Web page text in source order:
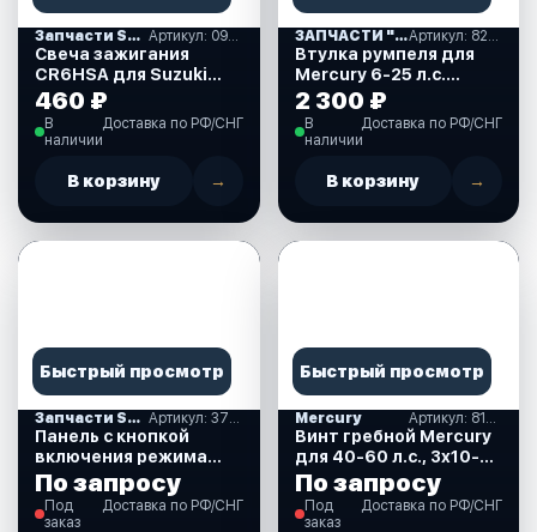
Запчасти SUZUKI
Свеча зажигания
CR6HSA для Suzuki
DF2.5 л.с. (09482-
00406-000)
460 ₽
В
наличии
Доставка по РФ/СНГ
В корзину →
ЗАПЧАСТИ "MERCURY-(10-15) США.(04)
Втулка румпеля для
Mercury 6-25 л.с.
(823939)
2 300 ₽
В
наличии
Доставка по РФ/СНГ
В корзину →
Быстрый просмотр
Запчасти SUZUKI
Панель с кнопкой
включения режима
Troll (троллинг) для
Suzuki DF40-350 л.с.
(37860-87L00-000)
По запросу
Под
заказ
Доставка по РФ/СНГ
Быстрый просмотр
Mercury
Винт гребной Mercury
для 40-60 л.с., 3х10-
1/2х13, BlackMax (48-
816704A45)
По запросу
Под
заказ
Доставка по РФ/СНГ